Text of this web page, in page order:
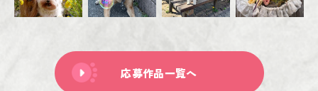
応募作品一覧へ